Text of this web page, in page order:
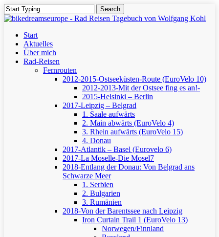
Skip
to
content
Search
Close
Menu
Start
Aktuelles
Über mich
Rad-Reisen
Fernrouten
2012-2015-Ostseeküsten-Route (EuroVelo 10)
2012-2013-Mit der Ostsee fing es an!-
2015-Helsinki – Berlin
2017-Leipzig – Belgrad
1. Saale aufwärts
2. Main abwärts (EuroVelo 4)
3. Rhein aufwärts (EuroVelo 15)
4. Donau
2017-Atlantik – Basel (Eurovelo 6)
2017-La Moselle-Die Mosel7
2018-Entlang der Donau: Von Belgrad ans
Schwarze Meer
1. Serbien
2. Bulgarien
3. Rumänien
2018-Von der Barentssee nach Leipzig
Iron Curtain Trail 1 (EuroVelo 13)
Norwegen/Finnland